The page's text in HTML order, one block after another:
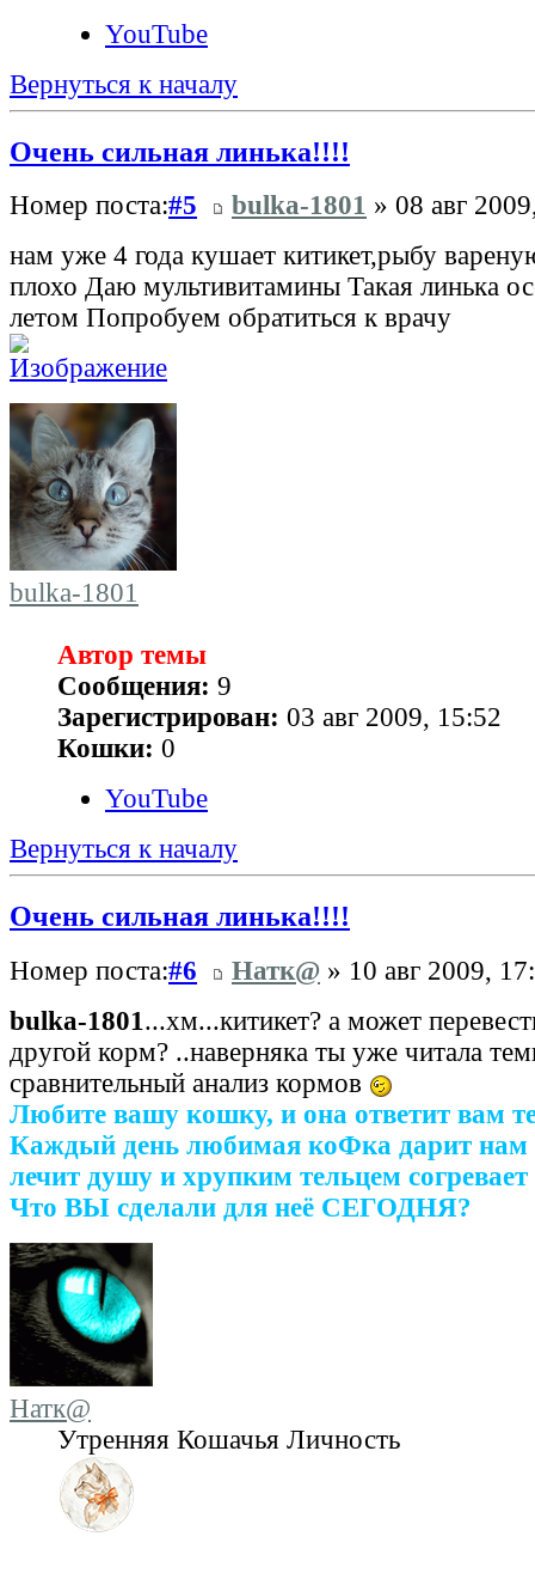
YouTube
Вернуться к началу
Очень сильная линька!!!!
Номер поста:#5 bulka-1801 » 08 авг
нам уже 4 года кушает китикет,рыбу
плохо Даю мультивитамины Такая линька
летом Попробуем обратиться к врачу
bulka-1801
Автор темы
Сообщения: 9
Зарегистрирован: 03 авг 2009, 15:52
Кошки: 0
YouTube
Вернуться к началу
Очень сильная линька!!!!
Номер поста:#6 Натк@ » 10 авг 2009,
bulka-1801...хм...китикет? а может
другой корм? ..наверняка ты уже читала
сравнительный анализ кормов
Любите вашу кошку, и она ответит вам
Каждый день любимая коФка дарит нам
лечит душу и хрупким тельцем согревает
Что ВЫ сделали для неё СЕГОДНЯ?
Натк@
Утренняя Кошачья Личность